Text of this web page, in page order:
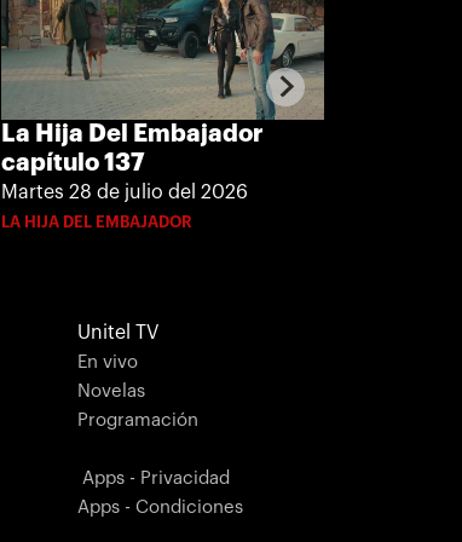
La Hija Del Embajador
capítulo 137
Martes 28 de julio del 2026
LA HIJA DEL EMBAJADOR
Unitel TV
En vivo
Novelas
Programación
Apps - Privacidad
Apps - Condiciones